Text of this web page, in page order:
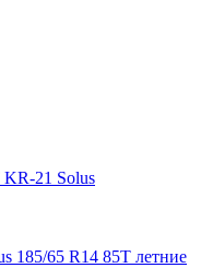
185/65 R14 85T летние